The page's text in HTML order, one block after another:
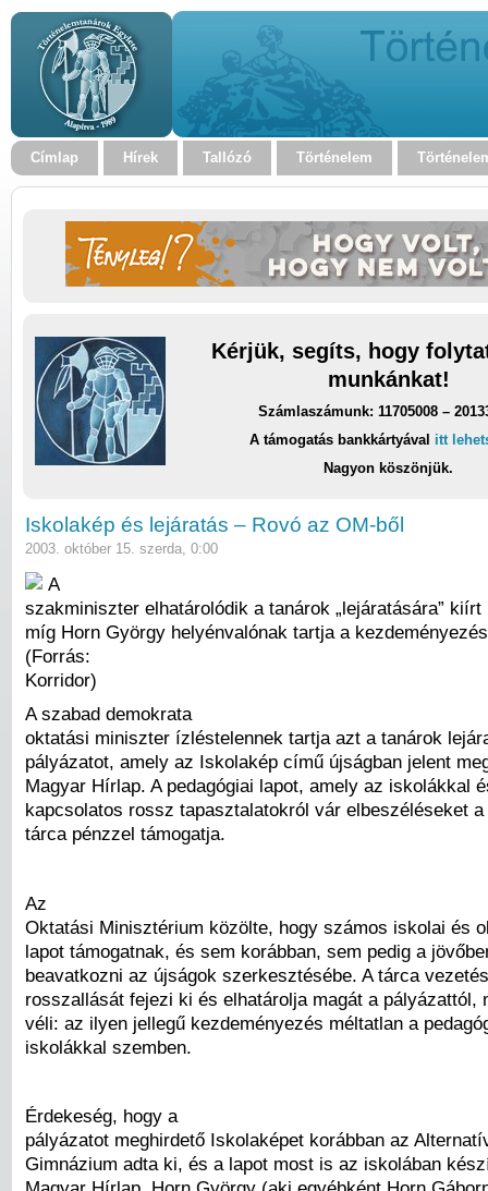
Címlap Hírek Tallózó Történelem
Kérjük, segíts, hogy
munkánkat!
Számlaszámunk: 11705008 –
A támogatás bankkártyával itt
Nagyon köszönjük.
Iskolakép és lejáratás – Rovó az OM-ből
2003. október 15. szerda, 0:00
A
szakminiszter elhatárolódik a tanárok „lejáratására”
míg Horn György helyénvalónak tartja a
(Forrás:
Korridor)
A szabad demokrata
oktatási miniszter ízléstelennek tartja azt a tanárok
pályázatot, amely az Iskolakép című újságban jelent
Magyar Hírlap. A pedagógiai lapot, amely az iskolákkal
kapcsolatos rossz tapasztalatokról vár elbeszéléseket
tárca pénzzel támogatja.
Az
Oktatási Minisztérium közölte, hogy számos iskolai és
lapot támogatnak, és sem korábban, sem pedig a
beavatkozni az újságok szerkesztésébe. A tárca
rosszallását fejezi ki és elhatárolja magát a pályázattól,
véli: az ilyen jellegű kezdeményezés méltatlan a
iskolákkal szemben.
Érdekeség, hogy a
pályázatot meghirdető Iskolaképet korábban az
Gimnázium adta ki, és a lapot most is az iskolában